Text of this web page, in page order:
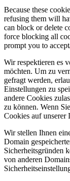
Because these
refusing them will
can block or delete
force blocking all
prompt you to
Wir respektieren es
möchten. Um zu
gefragt werden,
Einstellungen zu
andere Cookies
zu können. Wenn
Cookies auf unserer
Wir stellen Ihnen
Domain
Sicherheitsgründen
von anderen